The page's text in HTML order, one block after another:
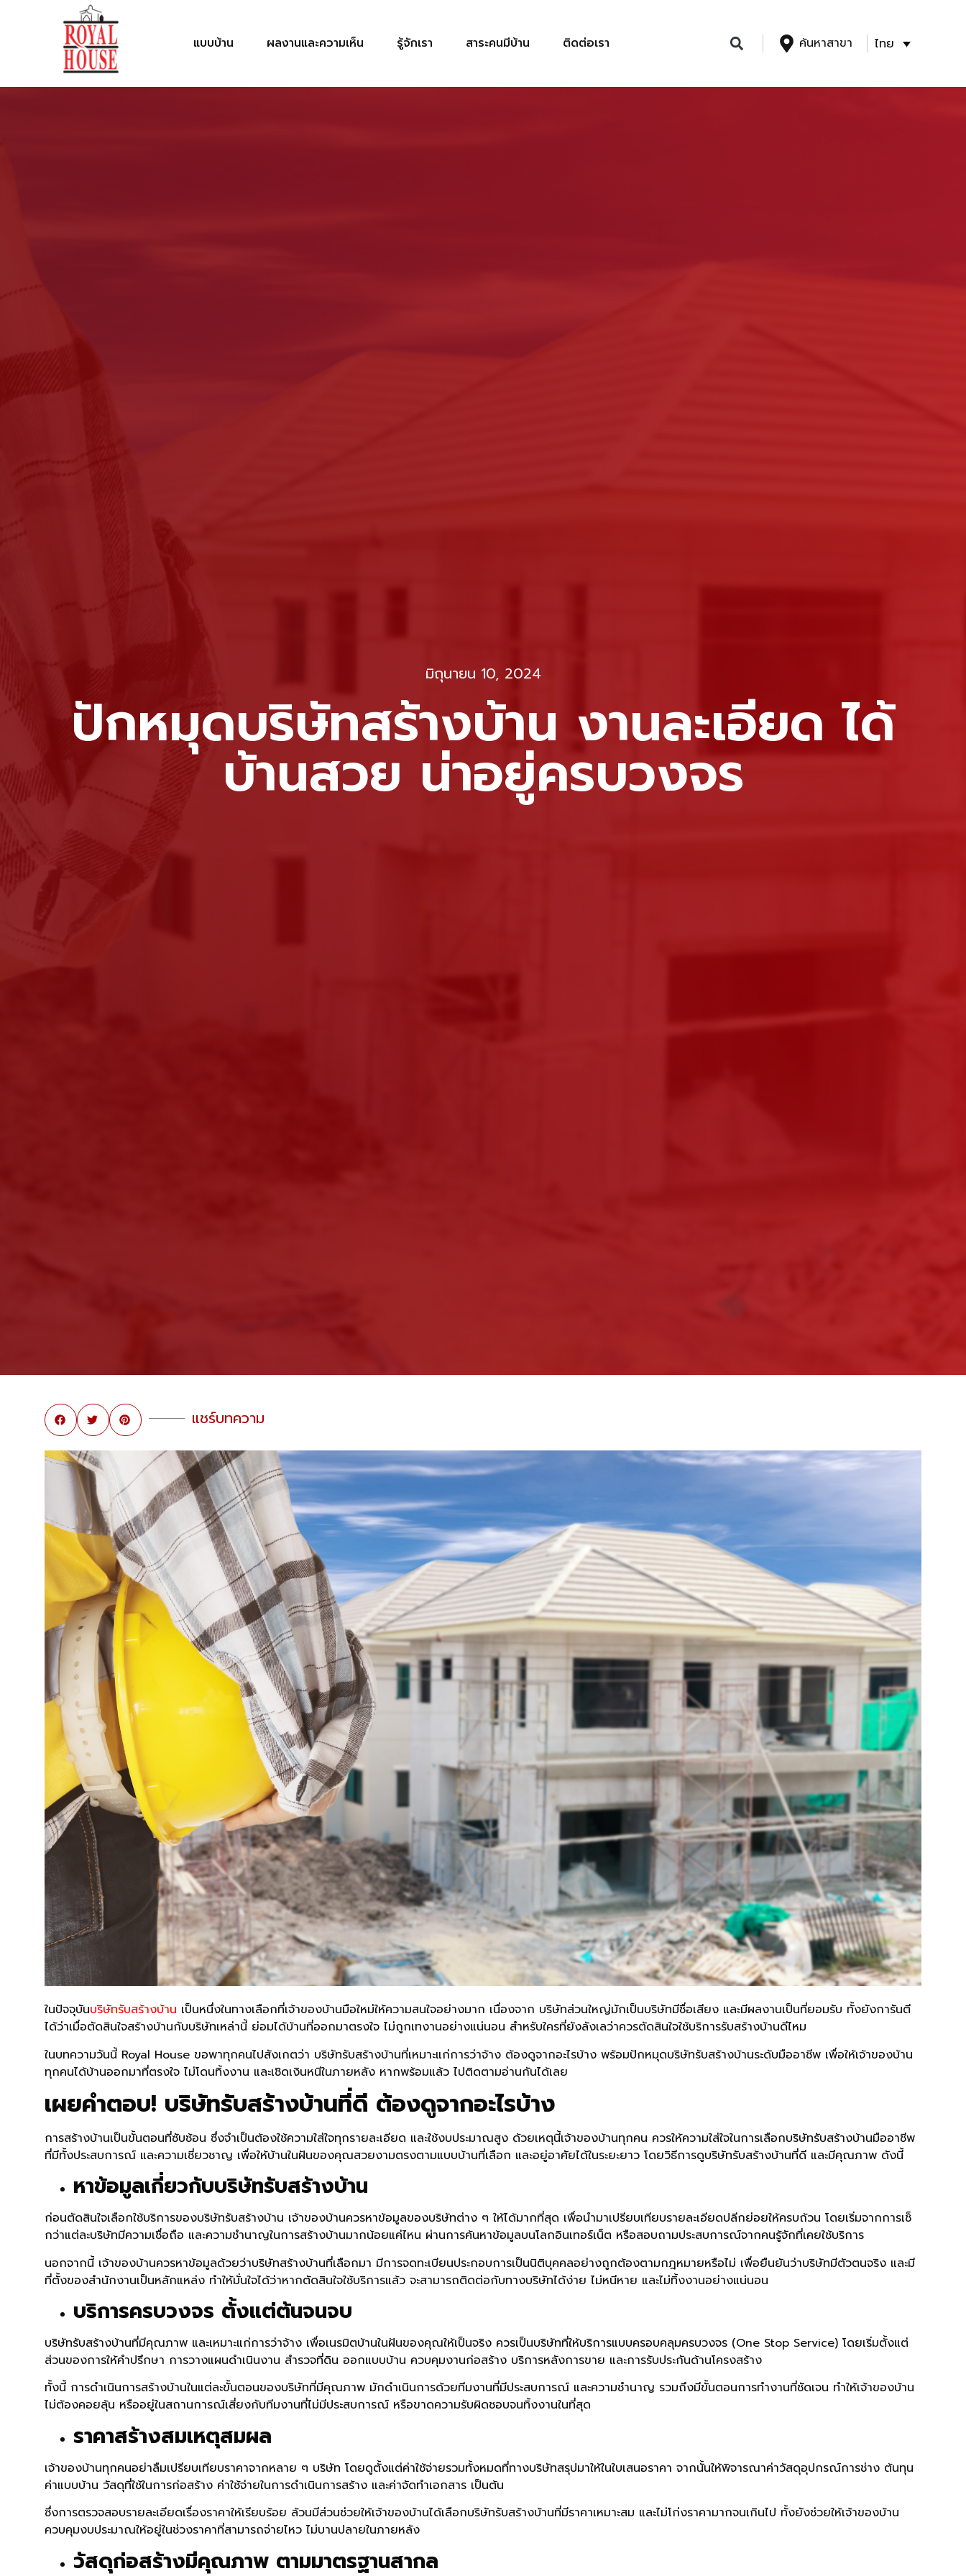
แบบบ้าน ผลงานและความเห็น รู้จักเรา สาระคนมีบ้าน ติดต่อเรา ค้นหาสาขา ไทย
มิถุนายน 10, 2024
ปักหมุดบริษัทสร้างบ้าน งานละเอียด ได้
บ้านสวย น่าอยู่ครบวงจร
แชร์บทความ
ในปัจจุบันบริษัทรับสร้างบ้าน เป็นหนึ่งในทางเลือกที่เจ้าของบ้านมือใหม่ให้ความสนใจอย่างมาก เนื่องจาก บริษัทส่วนใหญ่มักเป็นบริษัทมีชื่อเสียง และมีผลงานเป็นที่ยอมรับ ทั้งยังการันตี
ได้ว่าเมื่อตัดสินใจสร้างบ้านกับบริษัทเหล่านี้ ย่อมได้บ้านที่ออกมาตรงใจ ไม่ถูกเทงานอย่างแน่นอน สำหรับใครที่ยังลังเลว่าควรตัดสินใจใช้บริการรับสร้างบ้านดีไหม
ในบทความวันนี้ Royal House ขอพาทุกคนไปสังเกตว่า บริษัทรับสร้างบ้านที่เหมาะแก่การว่าจ้าง ต้องดูจากอะไรบ้าง พร้อมปักหมุดบริษัทรับสร้างบ้านระดับมืออาชีพ เพื่อให้เจ้าของบ้าน
ทุกคนได้บ้านออกมาที่ตรงใจ ไม่โดนทิ้งงาน และเชิดเงินหนีในภายหลัง หากพร้อมแล้ว ไปติดตามอ่านกันได้เลย
เผยคำตอบ! บริษัทรับสร้างบ้านที่ดี ต้องดูจากอะไรบ้าง
การสร้างบ้านเป็นขั้นตอนที่ซับซ้อน ซึ่งจำเป็นต้องใช้ความใส่ใจทุกรายละเอียด และใช้งบประมาณสูง ด้วยเหตุนี้เจ้าของบ้านทุกคน ควรให้ความใส่ใจในการเลือกบริษัทรับสร้างบ้านมืออาชีพ
ที่มีทั้งประสบการณ์ และความเชี่ยวชาญ เพื่อให้บ้านในฝันของคุณสวยงามตรงตามแบบบ้านที่เลือก และอยู่อาศัยได้ในระยะยาว โดยวิธีการดูบริษัทรับสร้างบ้านที่ดี และมีคุณภาพ ดังนี้
หาข้อมูลเกี่ยวกับบริษัทรับสร้างบ้าน
ก่อนตัดสินใจเลือกใช้บริการของบริษัทรับสร้างบ้าน เจ้าของบ้านควรหาข้อมูลของบริษัทต่าง ๆ ให้ได้มากที่สุด เพื่อนำมาเปรียบเทียบรายละเอียดปลีกย่อยให้ครบถ้วน โดยเริ่มจากการเช็
กว่าแต่ละบริษัทมีความเชื่อถือ และความชำนาญในการสร้างบ้านมากน้อยแค่ไหน ผ่านการค้นหาข้อมูลบนโลกอินเทอร์เน็ต หรือสอบถามประสบการณ์จากคนรู้จักที่เคยใช้บริการ
นอกจากนี้ เจ้าของบ้านควรหาข้อมูลด้วยว่าบริษัทสร้างบ้านที่เลือกมา มีการจดทะเบียนประกอบการเป็นนิติบุคคลอย่างถูกต้องตามกฎหมายหรือไม่ เพื่อยืนยันว่าบริษัทมีตัวตนจริง และมี
ที่ตั้งของสำนักงานเป็นหลักแหล่ง ทำให้มั่นใจได้ว่าหากตัดสินใจใช้บริการแล้ว จะสามารถติดต่อกับทางบริษัทได้ง่าย ไม่หนีหาย และไม่ทิ้งงานอย่างแน่นอน
บริการครบวงจร ตั้งแต่ต้นจนจบ
บริษัทรับสร้างบ้านที่มีคุณภาพ และเหมาะแก่การว่าจ้าง เพื่อเนรมิตบ้านในฝันของคุณให้เป็นจริง ควรเป็นบริษัทที่ให้บริการแบบครอบคลุมครบวงจร (One Stop Service) โดยเริ่มตั้งแต่
ส่วนของการให้คำปรึกษา การวางแผนดำเนินงาน สำรวจที่ดิน ออกแบบบ้าน ควบคุมงานก่อสร้าง บริการหลังการขาย และการรับประกันด้านโครงสร้าง
ทั้งนี้ การดำเนินการสร้างบ้านในแต่ละขั้นตอนของบริษัทที่มีคุณภาพ มักดำเนินการด้วยทีมงานที่มีประสบการณ์ และความชำนาญ รวมถึงมีขั้นตอนการทำงานที่ชัดเจน ทำให้เจ้าของบ้าน
ไม่ต้องคอยลุ้น หรืออยู่ในสถานการณ์เสี่ยงกับทีมงานที่ไม่มีประสบการณ์ หรือขาดความรับผิดชอบจนทิ้งงานในที่สุด
ราคาสร้างสมเหตุสมผล
เจ้าของบ้านทุกคนอย่าลืมเปรียบเทียบราคาจากหลาย ๆ บริษัท โดยดูตั้งแต่ค่าใช้จ่ายรวมทั้งหมดที่ทางบริษัทสรุปมาให้ในใบเสนอราคา จากนั้นให้พิจารณาค่าวัสดุอุปกรณ์การช่าง ต้นทุน
ค่าแบบบ้าน วัสดุที่ใช้ในการก่อสร้าง ค่าใช้จ่ายในการดำเนินการสร้าง และค่าจัดทำเอกสาร เป็นต้น
ซึ่งการตรวจสอบรายละเอียดเรื่องราคาให้เรียบร้อย ล้วนมีส่วนช่วยให้เจ้าของบ้านได้เลือกบริษัทรับสร้างบ้านที่มีราคาเหมาะสม และไม่โก่งราคามากจนเกินไป ทั้งยังช่วยให้เจ้าของบ้าน
ควบคุมงบประมาณให้อยู่ในช่วงราคาที่สามารถจ่ายไหว ไม่บานปลายในภายหลัง
วัสดุก่อสร้างมีคุณภาพ ตามมาตรฐานสากล